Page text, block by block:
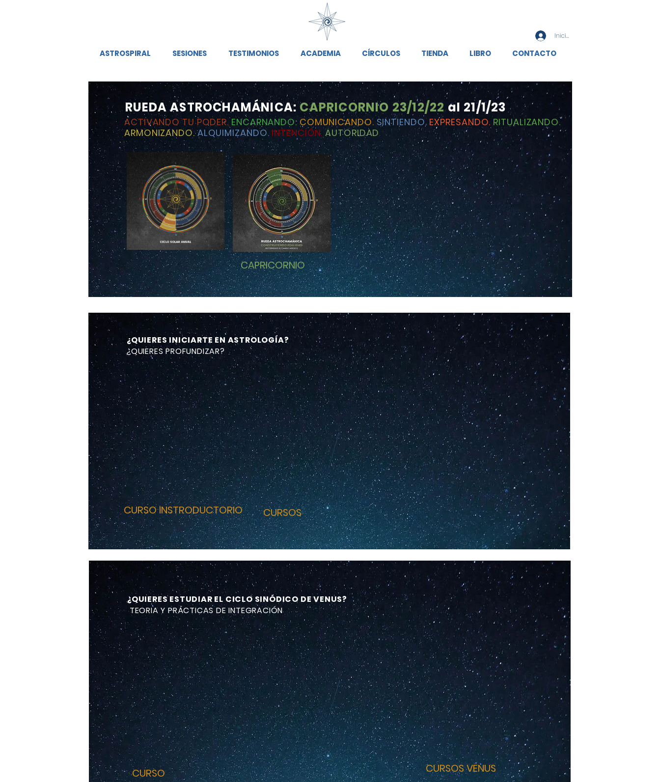
ASTROSPIRAL SESIONES TESTIMONIOS ACADEMIA CÍRCULOS TIENDA LIBRO CONTACTO
Iniciar sesión
ACTIVANDO TU PODER.ENCARNANDO.COMUNICANDO. SINTIENDO. EXPRESANDO. RITUALIZANDO.
ARMONIZANDO.ALQUIMIZANDO. INTENCIÓN.AUTORIDAD
RUEDA ASTROCHAMÁNICA:CAPRICORNIO 23/12/22al 21/1/23
CAPRICORNIO
EVENTO ONLINE
​CÍRCULO
¿QUIERES INICIARTE EN ASTROLOGÍA?
¿QUIERES PROFUNDIZAR?
CURSOS
CURSO INSTRODUCTORIO
EVENTO ONLINE
​CÍRCULO
¿QUIERES ESTUDIAR EL CICLO SINÓDICO DE VENUS?
TEORIA Y PRÁCTICAS DE INTEGRACIÓN
CURSO CURSOS VENUS